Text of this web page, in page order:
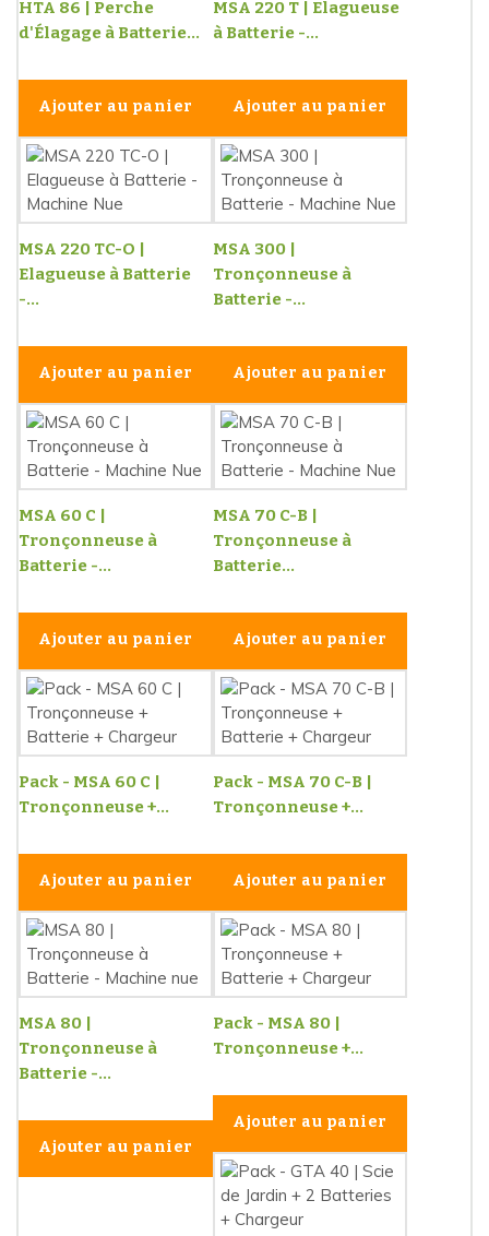
HTA 86 | Perche
d'Élagage à Batterie...
Ajouter au panier
MSA 220 T | Elagueuse
à Batterie -...
Ajouter au panier
MSA 220 TC-O |
Elagueuse à Batterie
-...
Ajouter au panier
MSA 300 |
Tronçonneuse à
Batterie -...
Ajouter au panier
MSA 60 C |
Tronçonneuse à
Batterie -...
Ajouter au panier
MSA 70 C-B |
Tronçonneuse à
Batterie...
Ajouter au panier
Pack - MSA 60 C |
Tronçonneuse +...
Ajouter au panier
Pack - MSA 70 C-B |
Tronçonneuse +...
Ajouter au panier
MSA 80 |
Tronçonneuse à
Batterie -...
Ajouter au panier
Pack - MSA 80 |
Tronçonneuse +...
Ajouter au panier